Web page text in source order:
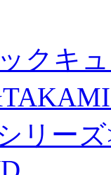
ックキ
シリ